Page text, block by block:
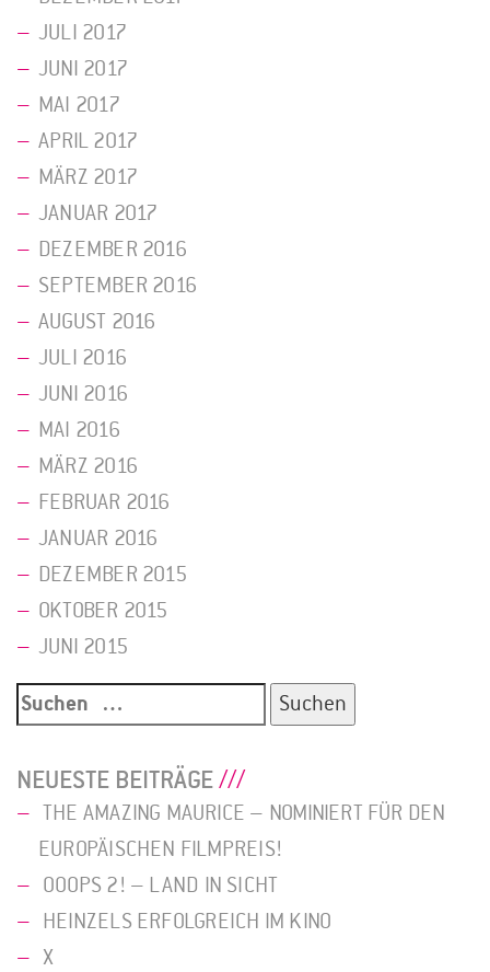
JULI 2017
JUNI 2017
MAI 2017
APRIL 2017
MÄRZ 2017
JANUAR 2017
DEZEMBER 2016
SEPTEMBER 2016
AUGUST 2016
JULI 2016
JUNI 2016
MAI 2016
MÄRZ 2016
FEBRUAR 2016
JANUAR 2016
DEZEMBER 2015
OKTOBER 2015
JUNI 2015
Suche
NEUESTE BEITRÄGE
THE AMAZING MAURICE – NOMINIERT FÜR DEN
EUROPÄISCHEN FILMPREIS!
OOOPS 2! – LAND IN SICHT
HEINZELS ERFOLGREICH IM KINO
X